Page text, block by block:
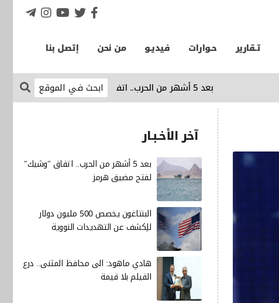
تـقارير حـوارات فيديـو من نحن إتصل بنا
آخر الأخـبـار
بعد 5 أشهر من الحرب.. اتفاق "وشيك"
لفتح مضيق هرمز
البنتاغون يخصص 500 مليون دولار
للِكشف عن التهديدات النووية
هادي ماهود: الى محافظ المثنى.. درع
الفيلم بلا قيمة